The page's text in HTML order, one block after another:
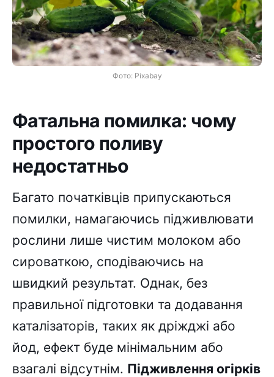
Фото: Pixabay
Фатальна помилка: чому
простого поливу
недостатньо
Багато початківців припускаються
помилки, намагаючись підживлювати
рослини лише чистим молоком або
сироваткою, сподіваючись на
швидкий результат. Однак, без
правильної підготовки та додавання
каталізаторів, таких як дріжджі або
йод, ефект буде мінімальним або
взагалі відсутнім. Підживлення огірків